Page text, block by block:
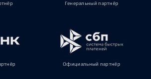
Генеральный партнёр
Официальный партнёр